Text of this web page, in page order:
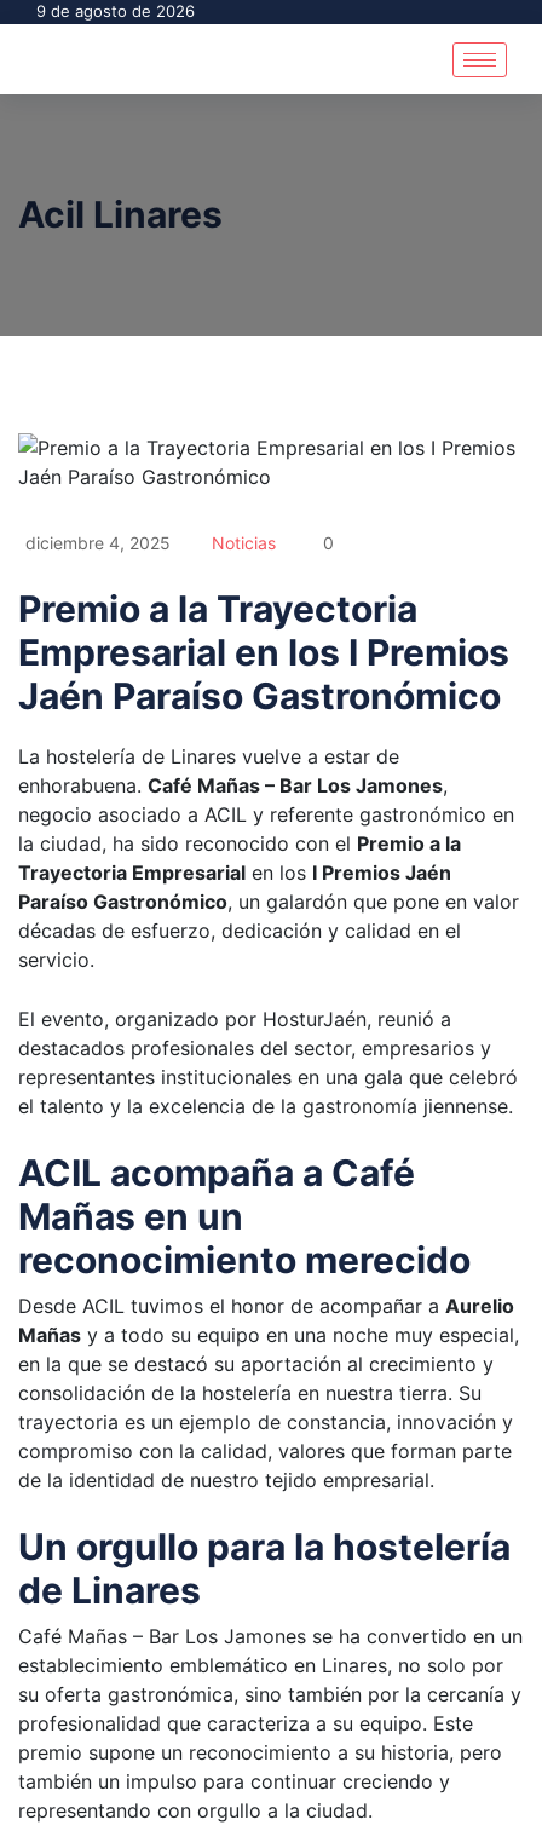
9 de agosto de 2026
Acil Linares
diciembre 4, 2025 Noticias 0
Premio a la Trayectoria
Empresarial en los I Premios
Jaén Paraíso Gastronómico
La hostelería de Linares vuelve a estar de
enhorabuena. Café Mañas – Bar Los Jamones,
negocio asociado a ACIL y referente gastronómico en
la ciudad, ha sido reconocido con el Premio a la
Trayectoria Empresarial en los I Premios Jaén
Paraíso Gastronómico, un galardón que pone en valor
décadas de esfuerzo, dedicación y calidad en el
servicio.
El evento, organizado por HosturJaén, reunió a
destacados profesionales del sector, empresarios y
representantes institucionales en una gala que celebró
el talento y la excelencia de la gastronomía jiennense.
ACIL acompaña a Café
Mañas en un
reconocimiento merecido
Desde ACIL tuvimos el honor de acompañar a Aurelio
Mañas y a todo su equipo en una noche muy especial,
en la que se destacó su aportación al crecimiento y
consolidación de la hostelería en nuestra tierra. Su
trayectoria es un ejemplo de constancia, innovación y
compromiso con la calidad, valores que forman parte
de la identidad de nuestro tejido empresarial.
Un orgullo para la hostelería
de Linares
Café Mañas – Bar Los Jamones se ha convertido en un
establecimiento emblemático en Linares, no solo por
su oferta gastronómica, sino también por la cercanía y
profesionalidad que caracteriza a su equipo. Este
premio supone un reconocimiento a su historia, pero
también un impulso para continuar creciendo y
representando con orgullo a la ciudad.